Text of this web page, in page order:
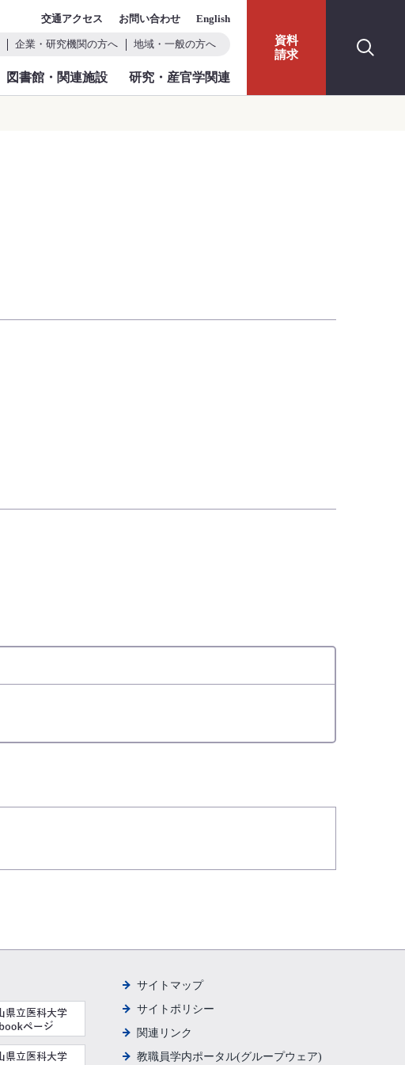
企業・研究機関の方へ 地域・一般の方へ
図書館・関連施設 研究・産官学関連
交通アクセス お問い合わせ English
資料
請求
サイトマップ
サイトポリシー
関連リンク
教職員学内ポータル(グループウェア)